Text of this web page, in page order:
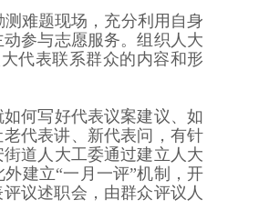
难题现场，充分利用自身
参与志愿服务。组织人大
代表联系群众的内容和形
何写好代表议案建议、如
代表讲、新代表问，有针
道人大工委通过建立人大
建立“一月一评”机制，开
议述职会，由群众评议人